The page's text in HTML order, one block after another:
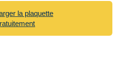
la plaquette